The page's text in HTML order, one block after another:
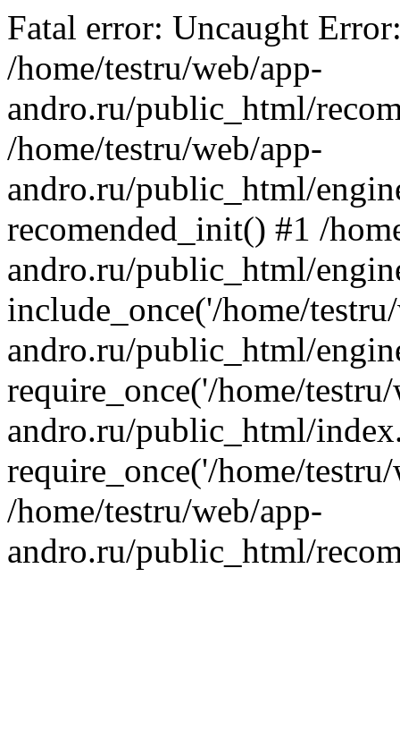
Fatal error: Uncaught
/home/testru/web/app-
andro.ru/public_html/
/home/testru/web/app-
andro.ru/public_html/
recomended_init() #1 /
andro.ru/public_html/
include_once('/home/
andro.ru/public_html/
require_once('/home/
andro.ru/public_html/
require_once('/home/
/home/testru/web/app-
andro.ru/public_html/